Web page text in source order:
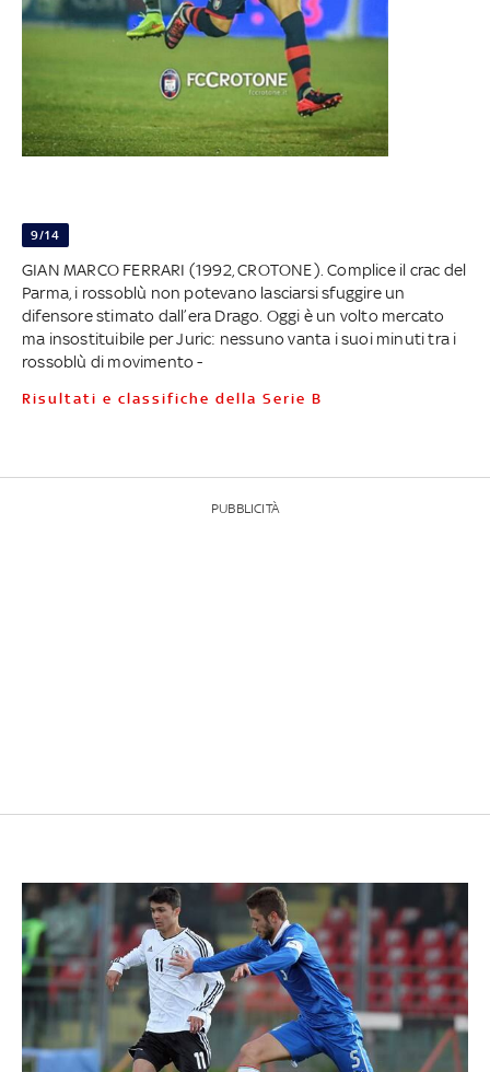
9/14
GIAN MARCO FERRARI (1992, CROTONE). Complice il crac del
Parma, i rossoblù non potevano lasciarsi sfuggire un
difensore stimato dall’era Drago. Oggi è un volto mercato
ma insostituibile per Juric: nessuno vanta i suoi minuti tra i
rossoblù di movimento -
Risultati e classifiche della Serie B
PUBBLICITÀ